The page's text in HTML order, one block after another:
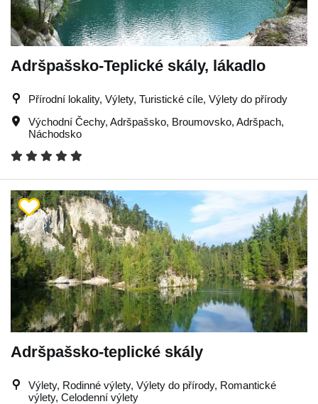
Adršpašsko-Teplické skály, lákadlo
Přírodní lokality, Výlety, Turistické cíle, Výlety do přírody
Východní Čechy, Adršpašsko, Broumovsko, Adršpach,
Náchodsko
Adršpašsko-teplické skály
Výlety, Rodinné výlety, Výlety do přírody, Romantické
výlety, Celodenní výlety